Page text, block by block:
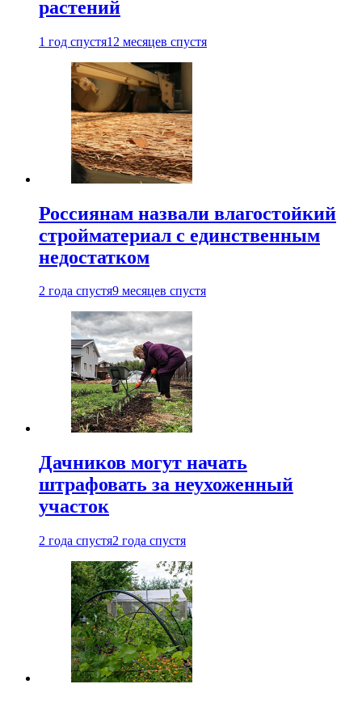
растений
1 год спустя12 месяцев спустя
Россиянам назвали влагостойкий
стройматериал с единственным
недостатком
2 года спустя9 месяцев спустя
Дачников могут начать
штрафовать за неухоженный
участок
2 года спустя2 года спустя